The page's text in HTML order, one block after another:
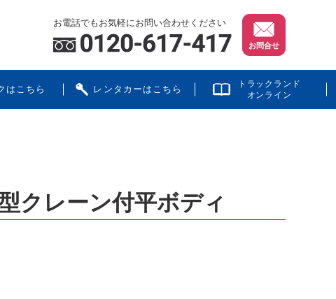
お電話でもお気軽にお問い合わせください
お問合せ
はこちら レンタカーはこちら
トラックランド
オンライン
クレーン付平ボディ